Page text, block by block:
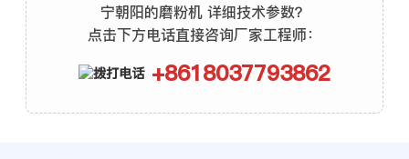
宁朝阳的磨粉机 详细技术参数？
点击下方电话直接咨询厂家工程师：
+8618037793862